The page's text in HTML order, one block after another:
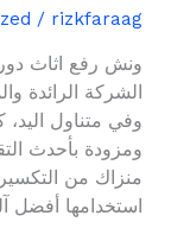
/ rizkfaraag
الشركة الرائدة
وفي متناول
ومزودة بأحدث
منزاك من التكسير
استخدامها أفضل
دور
–
01004236023